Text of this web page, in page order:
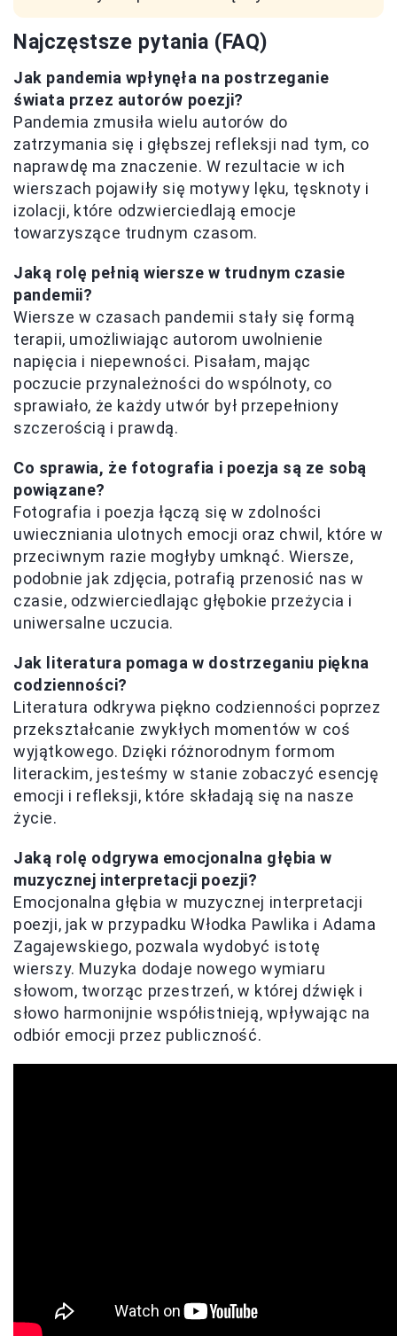
Najczęstsze pytania (FAQ)
Jak pandemia wpłynęła na postrzeganie
świata przez autorów poezji?
Pandemia zmusiła wielu autorów do
zatrzymania się i głębszej refleksji nad tym, co
naprawdę ma znaczenie. W rezultacie w ich
wierszach pojawiły się motywy lęku, tęsknoty i
izolacji, które odzwierciedlają emocje
towarzyszące trudnym czasom.
Jaką rolę pełnią wiersze w trudnym czasie
pandemii?
Wiersze w czasach pandemii stały się formą
terapii, umożliwiając autorom uwolnienie
napięcia i niepewności. Pisałam, mając
poczucie przynależności do wspólnoty, co
sprawiało, że każdy utwór był przepełniony
szczerością i prawdą.
Co sprawia, że fotografia i poezja są ze sobą
powiązane?
Fotografia i poezja łączą się w zdolności
uwieczniania ulotnych emocji oraz chwil, które w
przeciwnym razie mogłyby umknąć. Wiersze,
podobnie jak zdjęcia, potrafią przenosić nas w
czasie, odzwierciedlając głębokie przeżycia i
uniwersalne uczucia.
Jak literatura pomaga w dostrzeganiu piękna
codzienności?
Literatura odkrywa piękno codzienności poprzez
przekształcanie zwykłych momentów w coś
wyjątkowego. Dzięki różnorodnym formom
literackim, jesteśmy w stanie zobaczyć esencję
emocji i refleksji, które składają się na nasze
życie.
Jaką rolę odgrywa emocjonalna głębia w
muzycznej interpretacji poezji?
Emocjonalna głębia w muzycznej interpretacji
poezji, jak w przypadku Włodka Pawlika i Adama
Zagajewskiego, pozwala wydobyć istotę
wierszy. Muzyka dodaje nowego wymiaru
słowom, tworząc przestrzeń, w której dźwięk i
słowo harmonijnie współistnieją, wpływając na
odbiór emocji przez publiczność.